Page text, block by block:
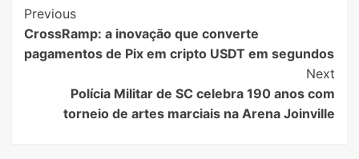
Post
Navigation
Previous
CrossRamp: a inovação que converte
pagamentos de Pix em cripto USDT em segundos
Next
Polícia Militar de SC celebra 190 anos com
torneio de artes marciais na Arena Joinville